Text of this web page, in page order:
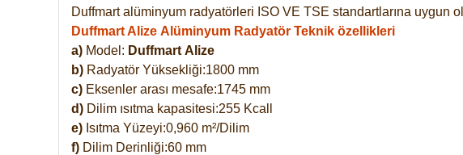
Duffmart alüminyum radyatörleri ISO VE TSE standartlarına uygun
Duffmart Alize Alüminyum Radyatör Teknik özellikleri
a) Model: Duffmart Alize
b) Radyatör Yüksekliği:1800 mm
c) Eksenler arası mesafe:1745 mm
d) Dilim ısıtma kapasitesi:255 Kcall
e) Isıtma Yüzeyi:0,960 m²/Dilim
f) Dilim Derinliği:60 mm